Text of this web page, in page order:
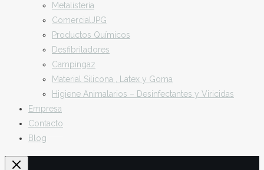
Metalistería
ComercialJPG
Productos Químicos
Desfibriladores
Campingaz
Material Silicona , Latex y Goma
Higiene Animalarios – Desinfectantes y Viricidas
Empresa
Contacto
Blog